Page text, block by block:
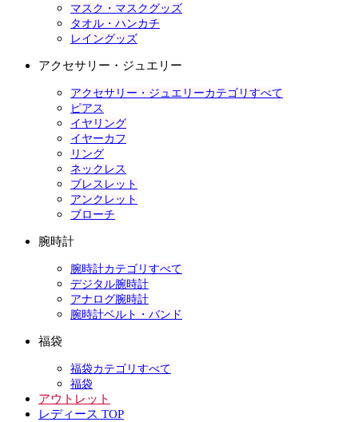
マスク・マスクグッズ
タオル・ハンカチ
レイングッズ
アクセサリー・ジュエリー
アクセサリー・ジュエリーカテゴリすべて
ピアス
イヤリング
イヤーカフ
リング
ネックレス
ブレスレット
アンクレット
ブローチ
腕時計
腕時計カテゴリすべて
デジタル腕時計
アナログ腕時計
腕時計ベルト・バンド
福袋
福袋カテゴリすべて
福袋
アウトレット
レディース TOP